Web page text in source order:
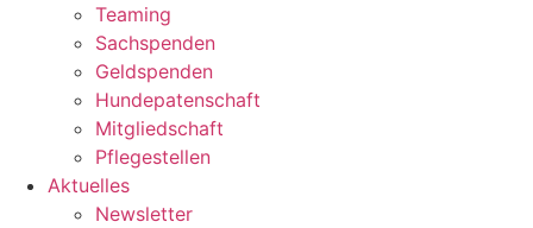
Teaming
Sachspenden
Geldspenden
Hundepatenschaft
Mitgliedschaft
Pflegestellen
Aktuelles
Newsletter